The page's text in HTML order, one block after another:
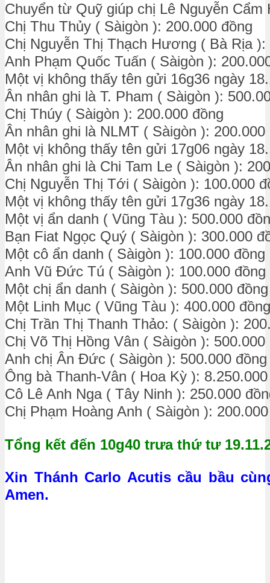
Chuyển từ Quỹ giúp chị Lê Nguyễn Cẩm
Chị Thu Thủy ( Sàigòn ): 200.000 đồng
Chị Nguyễn Thị Thạch Hương ( Bà Rịa ):
Anh Phạm Quốc Tuấn ( Sàigòn ):
Một vị không thấy tên gửi 16g36 ngày
Ân nhân ghi là T. Pham ( Sàigòn ):
Chị Thúy ( Sàigòn ): 200.000 đồng
Ân nhân ghi là NLMT ( Sàigòn ): 200.000
Một vị không thấy tên gửi 17g06 ngày
Ân nhân ghi là Chi Tam Le ( Sàigòn ):
Chị Nguyễn Thị Tới ( Sàigòn ): 100.000
Một vị không thấy tên gửi 17g36 ngày
Một vị ẩn danh ( Vũng Tàu ): 500.000
Bạn Fiat Ngọc Quý ( Sàigòn ): 300.000
Một cô ẩn danh ( Sàigòn ): 100.000 đồng
Anh Vũ Đức Tú ( Sàigòn ): 100.000 đồng
Một chị ẩn danh ( Sàigòn ): 500.000 đồng
Một Linh Mục ( Vũng Tàu ): 400.000 đồng
Chị Trần Thị Thanh Thảo: ( Sàigòn ):
Chị Võ Thị Hồng Vân ( Sàigòn ): 500.000
Anh chị Ân Đức ( Sàigòn ): 500.000 đồng
Ông bà Thanh-Vân ( Hoa Kỳ ):
Cô Lê Anh Nga ( Tây Ninh ): 250.000
Chị Phạm Hoàng Anh ( Sàigòn ):
Tổng kết đến 10g40 trưa thứ tư
Xin Thánh Carlo Acutis cầu bầu
Amen.